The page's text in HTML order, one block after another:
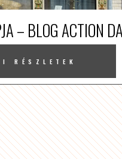
– BLOG ACTION
RÉSZLETEK